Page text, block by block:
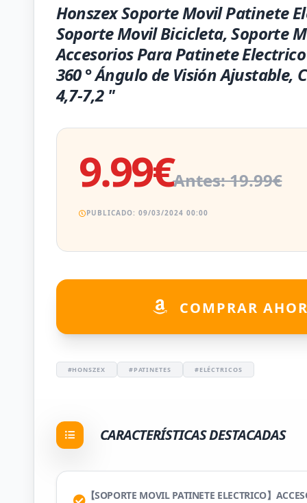
Honszex Soporte Movil Patinete
Soporte Movil Bicicleta, Soporte
Accesorios Para Patinete
360 ° Ángulo de Visión Ajustable,
4,7-7,2 "
9.99€Antes: 19.99€
PUBLICADO: 09/03/2024 00:00
COMPRAR
#HONSZEX #PATINETES #ELÉCTRICOS
CARACTERÍSTICAS DESTACADAS
【SOPORTE MOVIL PATINETE ELECTRICO】